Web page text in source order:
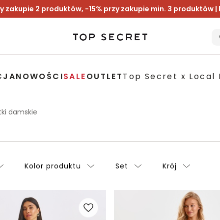
zakupie 2 produktów, -15% przy zakupie min. 3 produktów |
NOWOŚCISALEOUTLETTop Secret x Local
damskie
Kolor produktu Set Krój